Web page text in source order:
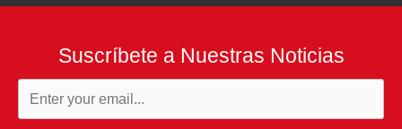
Suscríbete a Nuestras Noticias